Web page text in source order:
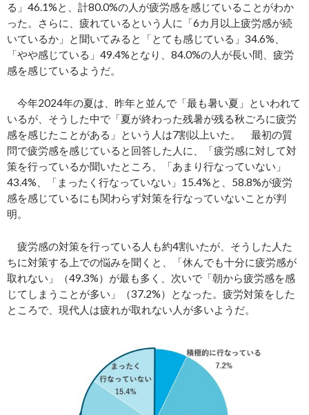
る」46.1%と、計80.0%の人が疲労感を感じていることがわか
った。さらに、疲れているという人に「6カ月以上疲労感が続
いているか」と聞いてみると「とても感じている」34.6%、
「やや感じている」49.4%となり、84.0%の人が長い間、疲労
感を感じているようだ。
今年2024年の夏は、昨年と並んで「最も暑い夏」といわれて
いるが、そうした中で「夏が終わった残暑が残る秋ごろに疲労
感を感じたことがある」という人は7割以上いた。 最初の質
問で疲労感を感じていると回答した人に、「疲労感に対して対
策を行っているか聞いたところ、「あまり行なっていない」
43.4%、「まったく行なっていない」15.4%と、58.8%が疲労
感を感じているにも関わらず対策を行なっていないことが判
明。
疲労感の対策を行っている人も約4割いたが、そうした人た
ちに対策する上での悩みを聞くと、「休んでも十分に疲労感が
取れない」（49.3%）が最も多く、次いで「朝から疲労感を感
じてしまうことが多い」（37.2%）となった。疲労対策をした
ところで、現代人は疲れが取れない人が多いようだ。